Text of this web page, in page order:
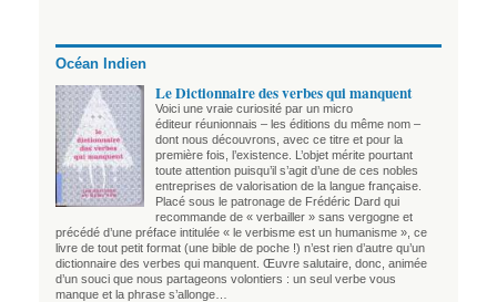
Océan Indien
Le Dictionnaire des verbes qui manquent
Voici une vraie curiosité par un micro
éditeur réunionnais – les éditions du même nom –
dont nous découvrons, avec ce titre et pour la
première fois, l’existence. L’objet mérite pourtant
toute attention puisqu’il s’agit d’une de ces nobles
entreprises de valorisation de la langue française.
Placé sous le patronage de Frédéric Dard qui
recommande de « verbailler » sans vergogne et
précédé d’une préface intitulée « le verbisme est un humanisme », ce
livre de tout petit format (une bible de poche !) n’est rien d’autre qu’un
dictionnaire des verbes qui manquent. Œuvre salutaire, donc, animée
d’un souci que nous partageons volontiers : un seul verbe vous
manque et la phrase s’allonge…